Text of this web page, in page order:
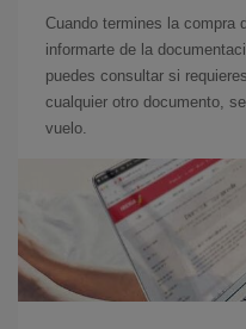
Cuando termines la compra
informarte de la
puedes consultar si
cualquier otro documento,
vuelo.